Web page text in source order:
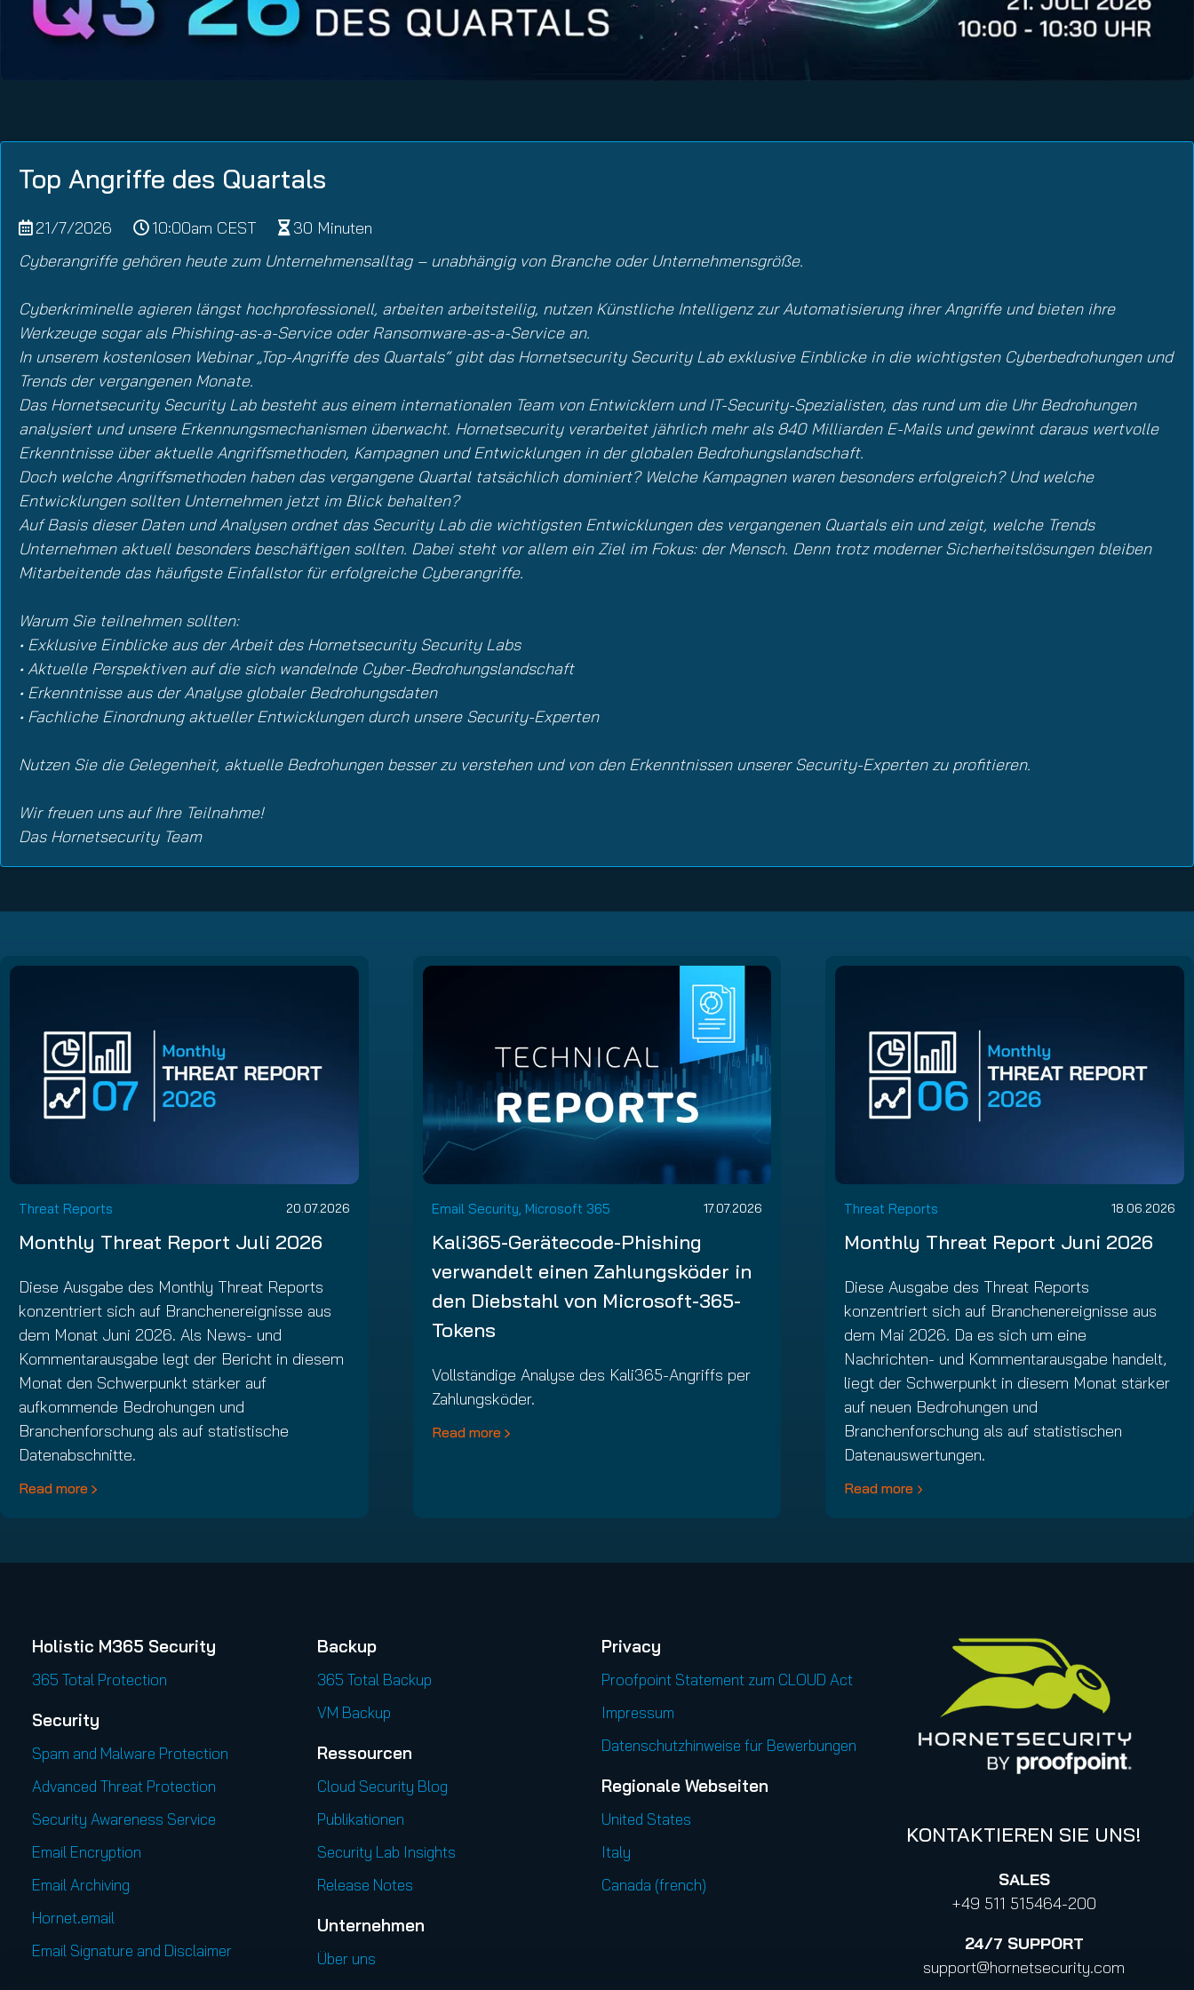
Email Continuity Service
Hornet.email
Top Angriffe des Quartals
21/7/2026 10:00am CEST
30 Minuten
Cyberangriffe gehören heute zum Unternehmensalltag – unabhängig von Branche oder Unternehmensgröße.
Cyberkriminelle agieren längst hochprofessionell, arbeiten arbeitsteilig, nutzen Künstliche Intelligenz zur Automatisierung ihrer Angriffe und bieten ihre
Werkzeuge sogar als Phishing-as-a-Service oder Ransomware-as-a-Service an.
In unserem kostenlosen Webinar „Top-Angriffe des Quartals“ gibt das Hornetsecurity Security Lab exklusive Einblicke in die wichtigsten Cyberbedrohungen und
Trends der vergangenen Monate.
Das Hornetsecurity Security Lab besteht aus einem internationalen Team von Entwicklern und IT-Security-Spezialisten, das rund um die Uhr Bedrohungen
analysiert und unsere Erkennungsmechanismen überwacht. Hornetsecurity verarbeitet jährlich mehr als 840 Milliarden E-Mails und gewinnt daraus wertvolle
Erkenntnisse über aktuelle Angriffsmethoden, Kampagnen und Entwicklungen in der globalen Bedrohungslandschaft.
Doch welche Angriffsmethoden haben das vergangene Quartal tatsächlich dominiert? Welche Kampagnen waren besonders erfolgreich? Und welche
Entwicklungen sollten Unternehmen jetzt im Blick behalten?
Auf Basis dieser Daten und Analysen ordnet das Security Lab die wichtigsten Entwicklungen des vergangenen Quartals ein und zeigt, welche Trends
Unternehmen aktuell besonders beschäftigen sollten. Dabei steht vor allem ein Ziel im Fokus: der Mensch. Denn trotz moderner Sicherheitslösungen bleiben
Mitarbeitende das häufigste Einfallstor für erfolgreiche Cyberangriffe.
Warum Sie teilnehmen sollten:
• Exklusive Einblicke aus der Arbeit des Hornetsecurity Security Labs
• Aktuelle Perspektiven auf die sich wandelnde Cyber-Bedrohungslandschaft
• Erkenntnisse aus der Analyse globaler Bedrohungsdaten
• Fachliche Einordnung aktueller Entwicklungen durch unsere Security-Experten
Nutzen Sie die Gelegenheit, aktuelle Bedrohungen besser zu verstehen und von den Erkenntnissen unserer Security-Experten zu profitieren.
Wir freuen uns auf Ihre Teilnahme!
Das Hornetsecurity Team
Threat Reports 20.07.2026
Monthly Threat Report Juli 2026
Diese Ausgabe des Monthly Threat Reports
konzentriert sich auf Branchenereignisse aus
dem Monat Juni 2026. Als News- und
Kommentarausgabe legt der Bericht in diesem
Monat den Schwerpunkt stärker auf
aufkommende Bedrohungen und
Branchenforschung als auf statistische
Datenabschnitte.
Read more
Email Security, Microsoft 365 17.07.2026
Kali365-Gerätecode-Phishing
verwandelt einen Zahlungsköder in
den Diebstahl von Microsoft-365-
Tokens
Vollständige Analyse des Kali365-Angriffs per
Zahlungsköder.
Read more
Threat Reports 18.06.2026
Monthly Threat Report Juni 2026
Diese Ausgabe des Threat Reports
konzentriert sich auf Branchenereignisse aus
dem Mai 2026. Da es sich um eine
Nachrichten- und Kommentarausgabe handelt,
liegt der Schwerpunkt in diesem Monat stärker
auf neuen Bedrohungen und
Branchenforschung als auf statistischen
Datenauswertungen.
Read more
Holistic M365 Security
365 Total Protection
Security
Spam and Malware Protection
Advanced Threat Protection
Security Awareness Service
Email Encryption
Email Archiving
Hornet.email
Email Signature and Disclaimer
Backup
365 Total Backup
VM Backup
Ressourcen
Cloud Security Blog
Publikationen
Security Lab Insights
Release Notes
Unternehmen
Über uns
Privacy
Proofpoint Statement zum CLOUD Act
Impressum
Datenschutzhinweise für Bewerbungen
Regionale Webseiten
United States
Italy
Canada (french)
KONTAKTIEREN SIE UNS!
SALES
+49 511 515464-200
24/7 SUPPORT
support@hornetsecurity.com